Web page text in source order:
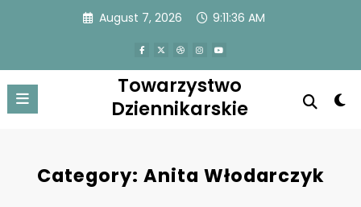
August 7, 2026 9:11:37 AM
Towarzystwo
Dziennikarskie
Category: Anita Włodarczyk